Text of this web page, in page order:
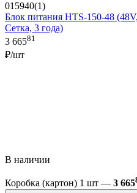
015940(1)
Блок питания HTS-150-48
Сетка, 3 года)
3 66581
₽/шт
В наличии
Коробка (картон) 1 шт — 3 665